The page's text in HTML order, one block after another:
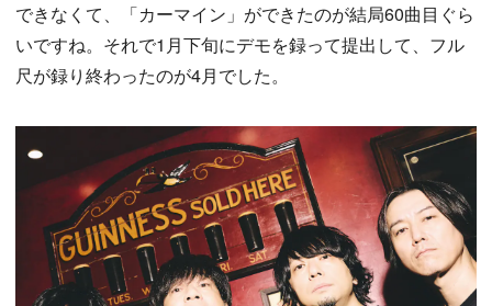
できなくて、「カーマイン」ができたのが結局60曲目ぐら
いですね。それで1月下旬にデモを録って提出して、フル
尺が録り終わったのが4月でした。